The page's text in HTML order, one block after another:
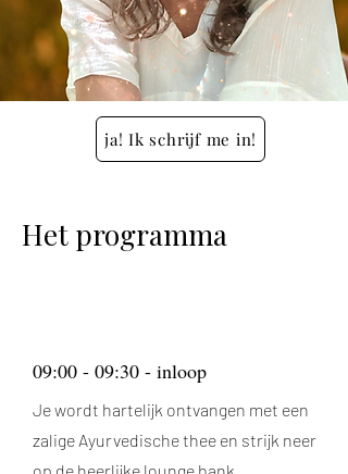
ja! Ik schrijf me in!
Het programma
09:00 - 09:30 - inloop
Je wordt hartelijk ontvangen met een
zalige Ayurvedische thee en strijk neer